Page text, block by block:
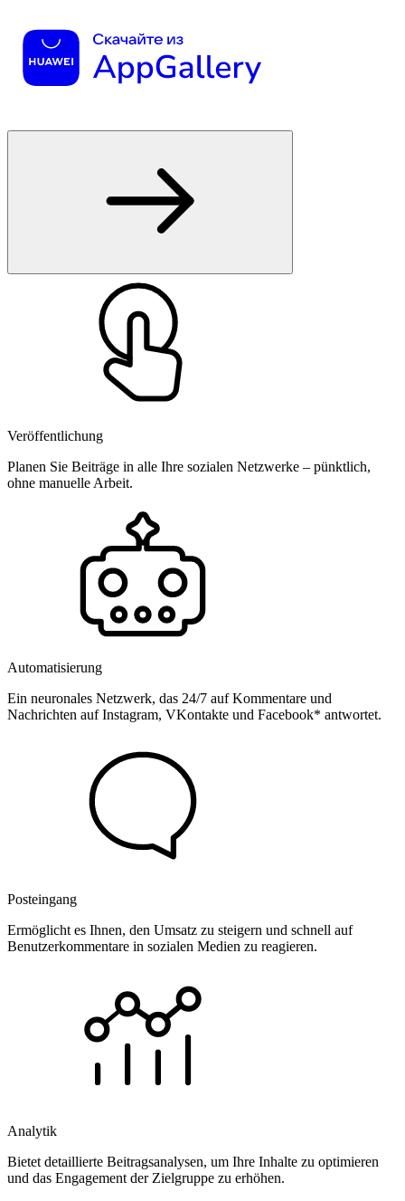
Veröffentlichung
Planen Sie Beiträge in alle Ihre sozialen Netzwerke – pünktlich,
ohne manuelle Arbeit.
Automatisierung
Ein neuronales Netzwerk, das 24/7 auf Kommentare und
Nachrichten auf Instagram, VKontakte und Facebook* antwortet.
Posteingang
Ermöglicht es Ihnen, den Umsatz zu steigern und schnell auf
Benutzerkommentare in sozialen Medien zu reagieren.
Analytik
Bietet detaillierte Beitragsanalysen, um Ihre Inhalte zu optimieren
und das Engagement der Zielgruppe zu erhöhen.